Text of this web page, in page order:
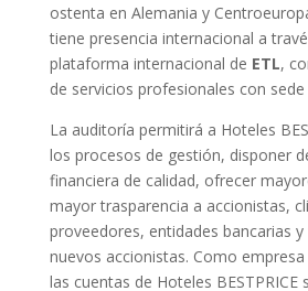
ostenta en Alemania y
tiene presencia internacional a
plataforma internacional de ETL,
de servicios profesionales con sede
La auditoría permitirá a Hoteles
los procesos de gestión, disponer
financiera de calidad, ofrecer
mayor trasparencia a accionistas,
proveedores, entidades bancarias
nuevos accionistas. Como
las cuentas de Hoteles BESTPRICE